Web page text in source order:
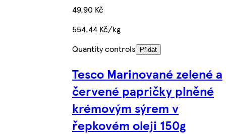
49,90 Kč
554,44 Kč/kg
Quantity controls
Přidat
Tesco Marinované zelené a
červené papričky plněné
krémovým sýrem v
řepkovém oleji 150g